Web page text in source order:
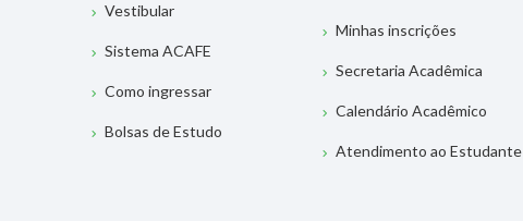
Vestibular
Sistema ACAFE
Como ingressar
Bolsas de Estudo
Minhas inscrições
Secretaria Acadêmica
Calendário Acadêmico
Atendimento ao Estudante